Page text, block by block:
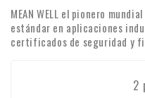
MEAN WELL el pionero
estándar en aplicaciones
certificados de seguridad y
2